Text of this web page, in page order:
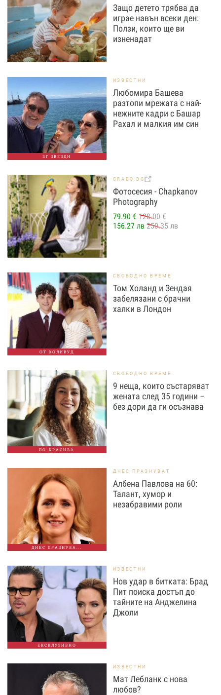
Защо детето трябва да
играе навън всеки ден:
Ползи, които ще ви
изненадат
БГ ЗВЕЗДИ
ИЗВЕСТНИ
Любомира Башева
разтопи мрежата с най-
нежните кадри с Башар
Рахал и малкия им син
GRABO.BG
Фотосесия - Chapkanov
Photography
79.90 € 128.00 €
156.27 лв 250.35 лв
ОТ ХОЛИВУД
СВОБОДНО ВРЕМЕ
Том Холанд и Зендая
забелязани с брачни
халки в Лондон
ПО-КРАСИВА
СВОБОДНО ВРЕМЕ
9 неща, които състаряват
жената след 35 години –
без дори да ги осъзнава
ДНЕС ПРАЗНУВА...
ДНЕС ПРАЗНУВАТ
Албена Павлова на 60:
Талант, хумор и
незабравими роли
ЕКСКЛУЗИВНО
ИЗВЕСТНИ
Нов удар в битката: Брад
Пит поиска достъп до
тайните на Анджелина
Джоли
ИЗВЕСТНИ
Мат Лебланк с нова
любов?